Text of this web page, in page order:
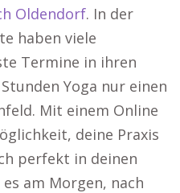
Oldendorf. In der
haben viele
Termine in ihren
Yoga nur einen
Mit einem Online
deine Praxis
perfekt in deinen
am Morgen, nach